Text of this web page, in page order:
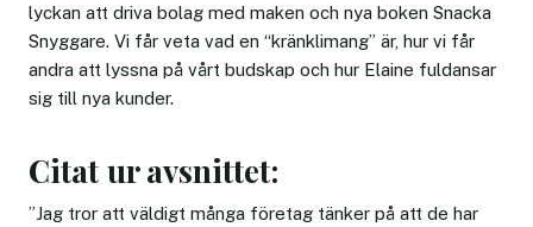
lyckan att driva bolag med maken och nya boken Snacka
Snyggare. Vi får veta vad en “kränklimang” är, hur vi får
andra att lyssna på vårt budskap och hur Elaine fuldansar
sig till nya kunder.
Citat ur avsnittet:
”Jag tror att väldigt många företag tänker på att de har